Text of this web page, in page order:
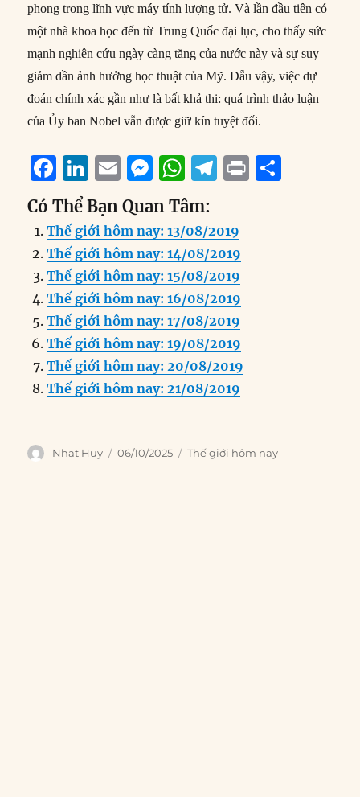
phong trong lĩnh vực máy tính lượng tử. Và lần đầu tiên có
một nhà khoa học đến từ Trung Quốc đại lục, cho thấy sức
mạnh nghiên cứu ngày càng tăng của nước này và sự suy
giảm dần ảnh hưởng học thuật của Mỹ. Dẫu vậy, việc dự
đoán chính xác gần như là bất khả thi: quá trình thảo luận
của Ủy ban Nobel vẫn được giữ kín tuyệt đối.
F
a
c
e
b
o
o
k
Li
n
k
e
d
I
n
E
m
ai
l
M
ss
e
n
g
er
W
h
at
s
A
p
p
T
e
g
r
a
m
P
Có Thể Bạn Quan Tâm:
Thế giới hôm nay: 13/08/2019
Thế giới hôm nay: 14/08/2019
Thế giới hôm nay: 15/08/2019
Thế giới hôm nay: 16/08/2019
Thế giới hôm nay: 17/08/2019
Thế giới hôm nay: 19/08/2019
Thế giới hôm nay: 20/08/2019
Thế giới hôm nay: 21/08/2019
Author
Nhat Huy
Posted
06/10/2025 Categories
Thế giới hôm nay